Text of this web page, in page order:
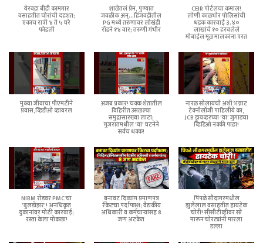
येरवडा बीडी कामगार
वसाहतीत चोरांची दहशत;
एकाच रात्री ४ ते ५ घरे
फोडली
शाळेतलं प्रेम, पुण्यात
जवळीक अन्...हिंजवडीतील
PG मध्ये तरुणावर लोखंडी
रॉडने १४ वार; तरुणी गंभीर
CEIR पोर्टलचा कमाल!
लोणी काळभोर पोलिसांची
धडक कारवाई ३.४०
लाखांचे १० हरवलेले
मोबाईल मूळ मालकांना परत
मुक्या जीवाचा पीएमटीने
प्रवास,व्हिडीओ व्हायरल
अजब प्रकार! चक्क शेतातील
विहिरीत उसळल्या
समुद्रासारख्या लाटा;
गुजरातमधील 'या' घटनेने
सर्वच थक्क!
नारळ सोलायची अशी भन्नाट
टेक्नॉलॉजी पाहिलीये का,
JCB ड्रायव्हरच्या 'या' जुगाडचा
व्हिडिओ नक्की पाहा!
NIBM रोडवर PMC चा
'बुलडोझर'! अनधिकृत
दुकानांवर मोठी कारवाई;
रस्ता केला मोकळा!
बनावट दिव्यांग प्रमाणपत्र
रॅकेटचा पर्दाफाश; वैद्यकीय
अधिकारी व कर्मचाऱ्यांसह 8
जण अटकेत
पिंपळे सौदागरमधील
झुलेलाल वसाहतीत हायटेक
चोरी! सीसीटीव्हीवर स्प्रे
मारून चोरट्यांनी मारला
डल्ला